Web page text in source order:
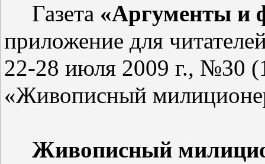
Газета «Аргументы и
приложение для
22-28 июля 2009 г., №30
«Живописный
Живописный